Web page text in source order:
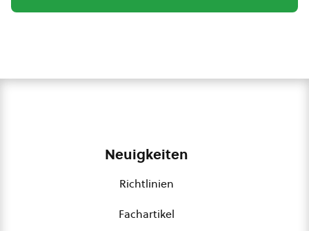
Neuigkeiten
Richtlinien
Fachartikel